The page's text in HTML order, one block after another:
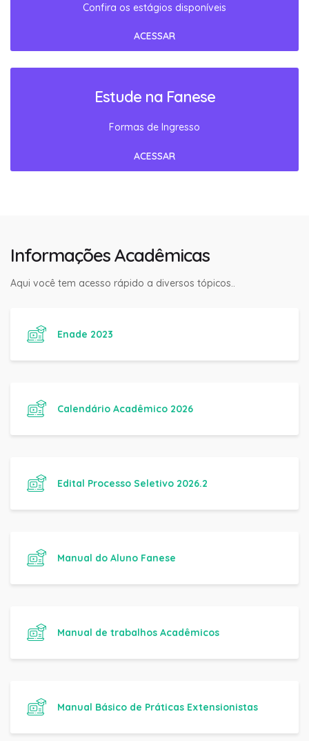
Confira os estágios disponíveis
ACESSAR
Estude na Fanese
Formas de Ingresso
ACESSAR
Informações Acadêmicas
Aqui você tem acesso rápido a diversos tópicos..
Enade 2023
Calendário Acadêmico 2026
Edital Processo Seletivo 2026.2
Manual do Aluno Fanese
Manual de trabalhos Acadêmicos
Manual Básico de Práticas Extensionistas